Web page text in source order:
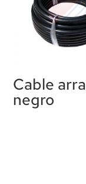
Cable
negro